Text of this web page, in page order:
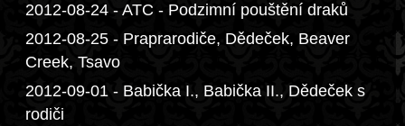
2012-08-24 - ATC - Podzimní pouštění draků
2012-08-25 - Praprarodiče, Dědeček, Beaver
Creek, Tsavo
2012-09-01 - Babička I., Babička II., Dědeček s
rodiči